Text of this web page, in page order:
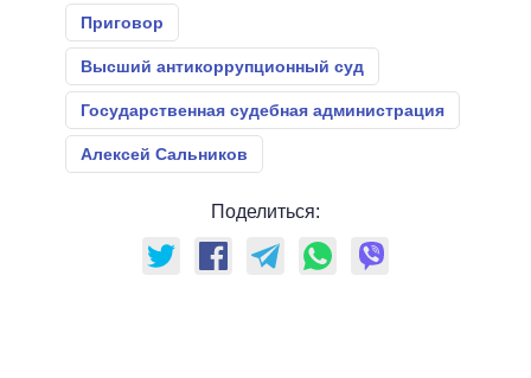
Приговор
Высший антикоррупционный суд
Государственная судебная администрация
Алексей Сальников
Поделиться: